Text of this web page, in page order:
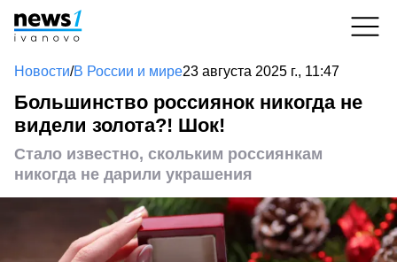
Новости/В России и мире23 августа 2025 г., 11:47
Большинство россиянок никогда не
видели золота?! Шок!
Стало известно, скольким россиянкам
никогда не дарили украшения